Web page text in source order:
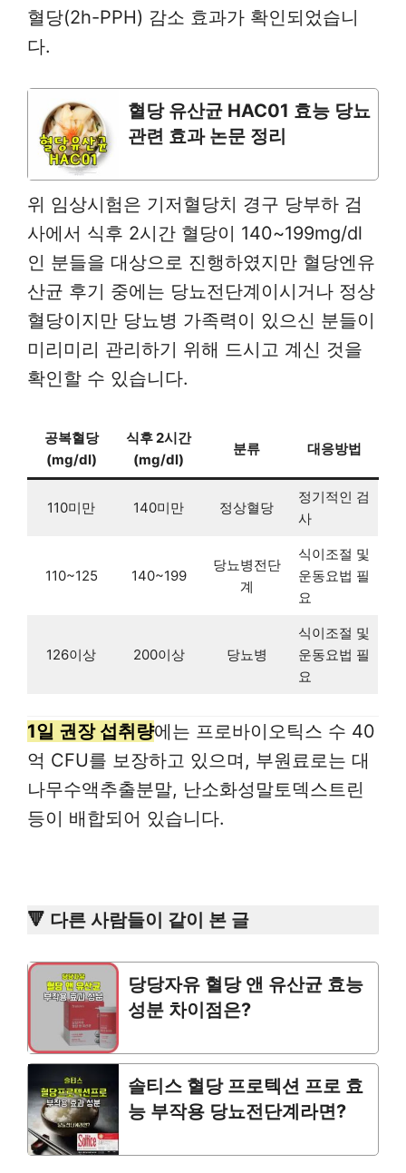
혈당(2h-PPH) 감소 효과가 확인되었습니
다.
혈당 유산균 HAC01 효능 당뇨
관련 효과 논문 정리
위 임상시험은 기저혈당치 경구 당부하 검
사에서 식후 2시간 혈당이 140~199mg/dl
인 분들을 대상으로 진행하였지만 혈당엔유
산균 후기 중에는 당뇨전단계이시거나 정상
혈당이지만 당뇨병 가족력이 있으신 분들이
미리미리 관리하기 위해 드시고 계신 것을
확인할 수 있습니다.
공복혈당
(mg/dl)
식후 2시간
(mg/dl)
분류 대응방법
110미만 140미만 정상혈당
정기적인 검
사
110~125 140~199
당뇨병전단
계
식이조절 및
운동요법 필
요
126이상 200이상 당뇨병
식이조절 및
운동요법 필
요
1일 권장 섭취량에는 프로바이오틱스 수 40
억 CFU를 보장하고 있으며, 부원료로는 대
나무수액추출분말, 난소화성말토덱스트린
등이 배합되어 있습니다.
🔻 다른 사람들이 같이 본 글
당당자유 혈당 앤 유산균 효능
성분 차이점은?
솔티스 혈당 프로텍션 프로 효
능 부작용 당뇨전단계라면?